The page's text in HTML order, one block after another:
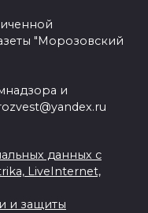
"Морозовский
и
данных с
LiveInternet,
и защиты